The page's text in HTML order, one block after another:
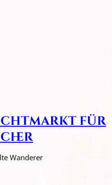
für
Wanderer